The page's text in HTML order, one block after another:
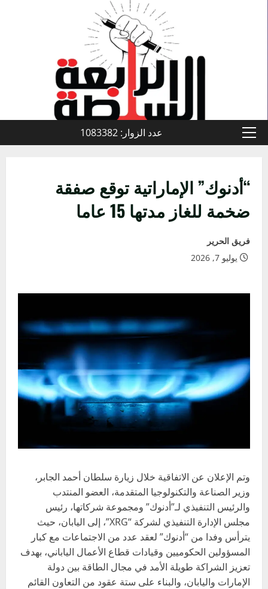
القائمة
عدد الزوار: 1083382
“أدنوك” الإماراتية توقع صفقة
ضخمة للغاز مدتها 15 عاما
فريق الحرير
يوليو 7, 2026
وتم الإعلان عن الاتفاقية خلال زيارة سلطان أحمد الجابر،
وزير الصناعة والتكنولوجيا المتقدمة، العضو المنتدب
والرئيس التنفيذي لـ”أدنوك” ومجموعة شركاتها، رئيس
مجلس الإدارة التنفيذي لشركة “XRG”، إلى اليابان، حيث
يترأس وفدا من “أدنوك” لعقد عدد من الاجتماعات مع كبار
المسؤولين الحكوميين وقيادات قطاع الأعمال الياباني، بهدف
تعزيز الشراكة طويلة الأمد في مجال الطاقة بين دولة
الإمارات واليابان، والبناء على ستة عقود من التعاون القائم